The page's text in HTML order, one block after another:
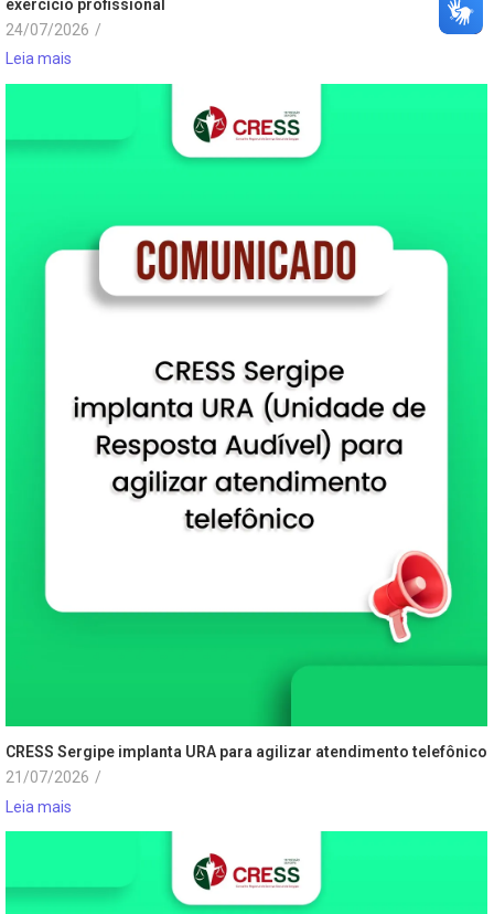
exercício profissional
24/07/2026 /
Leia mais
CRESS Sergipe implanta URA para agilizar atendimento telefônico
21/07/2026 /
Leia mais